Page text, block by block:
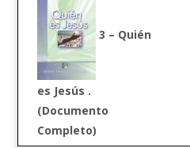
3 – Quién
es Jesús .
(Documento
Completo)